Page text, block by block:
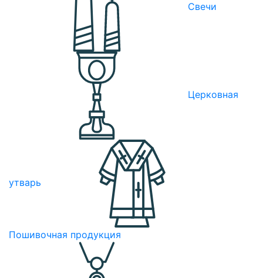
Свечи
Церковная
утварь
Пошивочная продукция